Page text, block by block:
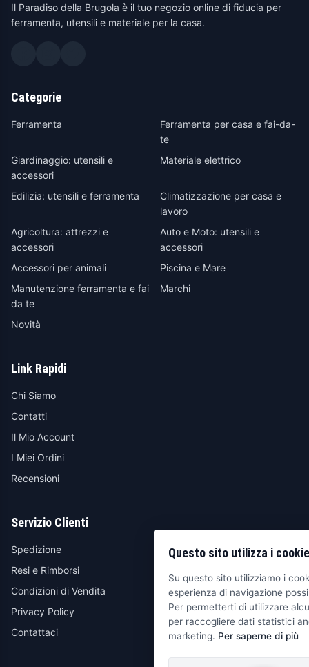
Il Paradiso della Brugola è il tuo negozio online di fiducia per
ferramenta, utensili e materiale per la casa.
Categorie
Ferramenta
Ferramenta per casa e fai-da-
te
Giardinaggio: utensili e
accessori
Materiale elettrico
Edilizia: utensili e ferramenta
Climatizzazione per casa e
lavoro
Agricoltura: attrezzi e
accessori
Auto e Moto: utensili e
accessori
Accessori per animali
Piscina e Mare
Manutenzione ferramenta e fai
da te
Marchi
Novità
Link Rapidi
Chi Siamo
Contatti
Il Mio Account
I Miei Ordini
Recensioni
Servizio Clienti
Spedizione
Resi e Rimborsi
Condizioni di Vendita
Privacy Policy
Contattaci
Questo sito utilizza i cookie
Su questo sito utilizziamo i
esperienza di navigazione
Per permetterti di utilizzare
per raccogliere dati statistici
marketing. Per saperne di più